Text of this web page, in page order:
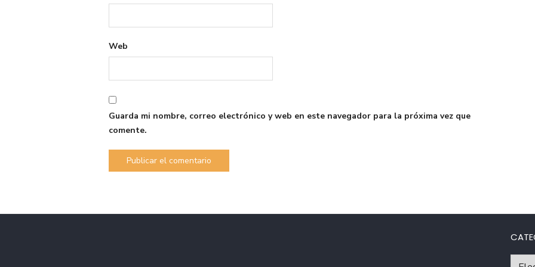
Web
Guarda mi nombre, correo electrónico y web en este navegador para la próxima vez que
comente.